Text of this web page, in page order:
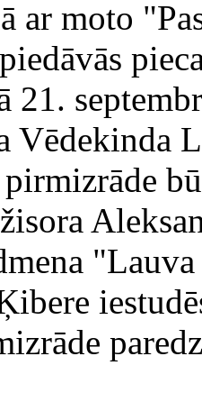
ar moto
21.
Vēdekinda